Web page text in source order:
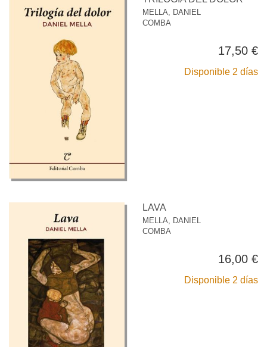
MELLA, DANIEL
COMBA
17,50 €
Disponible 2 días
LAVA
MELLA, DANIEL
COMBA
16,00 €
Disponible 2 días